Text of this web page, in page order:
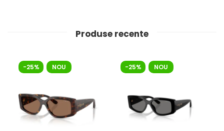
Produse recente
-25% NOU -25% NOU